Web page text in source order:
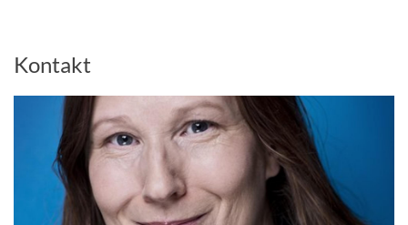
Kontakt